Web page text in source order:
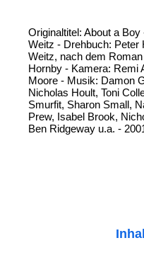
Originaltitel: About a
Weitz - Drehbuch: Peter
Weitz, nach dem
Hornby - Kamera: Remi
Moore - Musik: Damon
Nicholas Hoult, Toni
Smurfit, Sharon Small,
Prew, Isabel Brook,
Ben Ridgeway u.a. -